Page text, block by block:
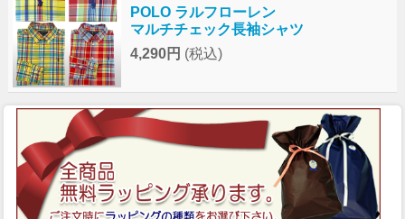
POLO ラルフローレン
マルチチェック長袖シャツ
4,290円 (税込)